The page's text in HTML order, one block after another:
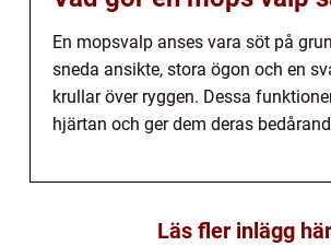
En mopsvalp anses vara söt på
sneda ansikte, stora ögon och en
krullar över ryggen. Dessa
hjärtan och ger dem deras
Läs fler inlägg här